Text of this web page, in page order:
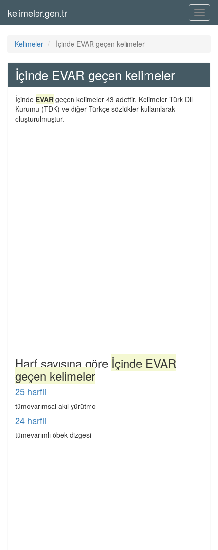
Menü
kelimeler.gen.tr
Kelimeler İçinde EVAR geçen kelimeler
İçinde EVAR geçen kelimeler
İçinde EVAR geçen kelimeler 43 adettir. Kelimeler Türk Dil
Kurumu (TDK) ve diğer Türkçe sözlükler kullanılarak
oluşturulmuştur.
Harf sayısına göre İçinde EVAR
geçen kelimeler
25 harfli
tümevarımsal akıl yürütme
24 harfli
tümevarımlı öbek dizgesi